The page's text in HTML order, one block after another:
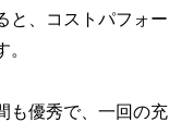
と、コストパフォー
も優秀で、一回の充